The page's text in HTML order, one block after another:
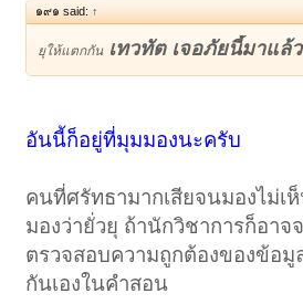
๑๙๑ said: ↑
ยุให้แตกกันเทวทัต เจอภัยนี้มาแล้
อันนี้ก็อยู่ที่มุมมองนะครับ
คนที่ศรัทธามากเสียจนมองไม่เ
มองว่ายั่วยุ ถ้านักวิชาการก็อาจ
ตรวจสอบความถูกต้องของข้อมู
กันเองในคำสอน